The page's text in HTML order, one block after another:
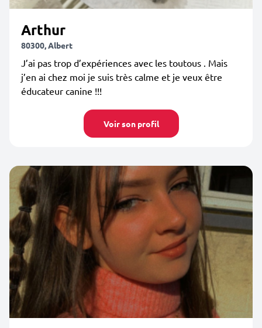
Arthur
80300, Albert
J’ai pas trop d’expériences avec les toutous . Mais
j’en ai chez moi je suis très calme et je veux être
éducateur canine !!!
Voir son profil